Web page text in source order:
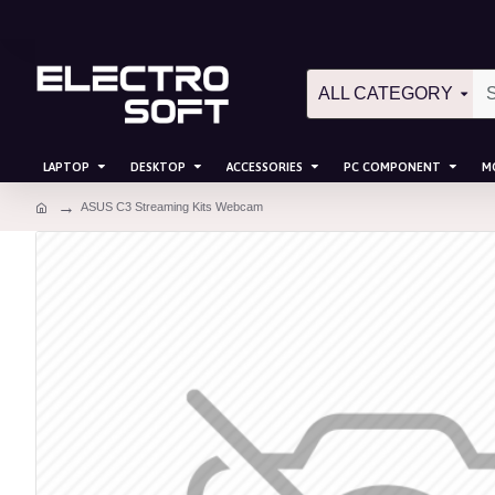
ALL CATEGORY
LAPTOP DESKTOP ACCESSORIES PC COMPONENT
ASUS C3 Streaming Kits Webcam